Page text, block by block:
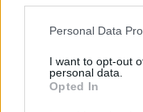
Personal Data
I want to opt-out
personal data.
Opted In
jmenovaný spolehlivý
Daniel Vondrouš:
11.4.2002